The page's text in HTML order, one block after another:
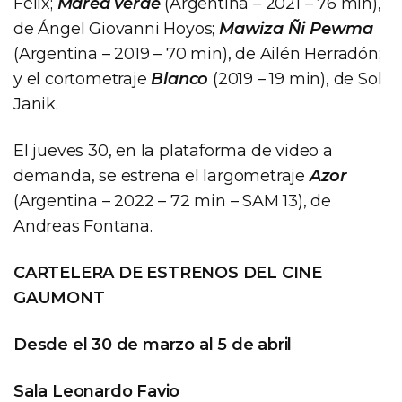
de Ángel Giovanni Hoyos;Mawiza Ñi Pewma
(Argentina – 2019 – 70 min), de Ailén Herradón;
y el cortometrajeBlanco (2019 – 19 min), de Sol
Janik.
El jueves 30, en la plataforma de video a
demanda, se estrena el largometrajeAzor
(Argentina – 2022 – 72 min – SAM 13), de
Andreas Fontana.
CARTELERA DE ESTRENOS DEL CINE
GAUMONT
Desde el 30 de marzo al 5 de abril
Sala Leonardo Favio